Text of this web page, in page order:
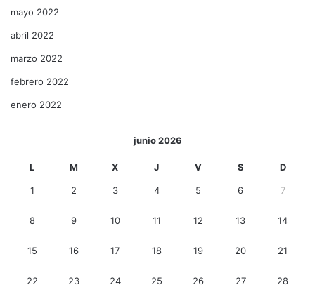
mayo 2022
abril 2022
marzo 2022
febrero 2022
enero 2022
junio 2026
L M X J V S D
1 2 3 4 5 6 7
8 9 10 11 12 13 14
15 16 17 18 19 20 21
22 23 24 25 26 27 28